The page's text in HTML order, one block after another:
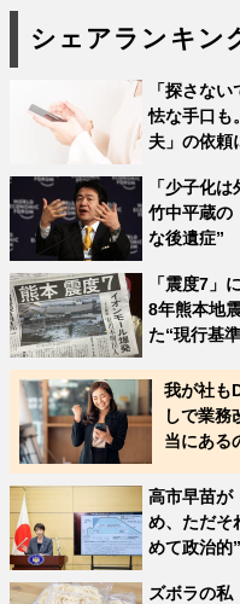
シェアランキン
「探さな
怯な手口も
夫」の依頼
「少子化
竹中平蔵の
な後遺症”
「震度7」
8年熊本地
た“現行基
我が社も
しで業務
当にある
高市早苗が
め、ただそ
めて政治的
ズボラの私